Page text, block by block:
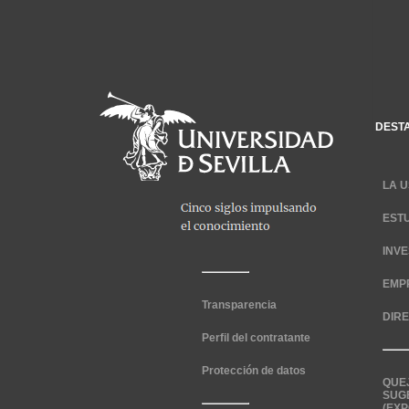
Transparencia
Perfil del contratante
Protección de datos
LA